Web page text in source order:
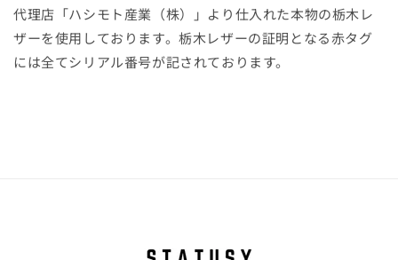
代理店「ハシモト産業（株）」より仕入れた本物の栃木レ
ザーを使用しております。栃木レザーの証明となる赤タグ
には全てシリアル番号が記されております。